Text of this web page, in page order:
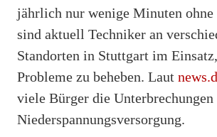
jährlich nur wenige Minuten ohne
sind aktuell Techniker an
Standorten in Stuttgart im
Probleme zu beheben. Laut
viele Bürger die
Niederspannungsversorgung.